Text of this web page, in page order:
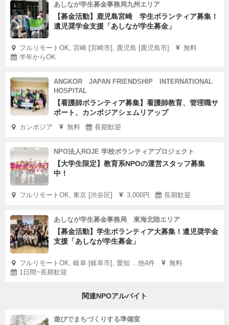
あしなが学生募金事務局九州エリア
【募金活動】鹿児島宮崎 学生ボランティア募集！
遺児奨学金支援「あしなが学生募金」
フルリモートOK, 宮崎 [宮崎市], 鹿児島 [鹿児島市]
無料
半年からOK
ANGKOR JAPAN FRIENDSHIP INTERNATIONAL
HOSPITAL
【看護師ボランティア募集】看護師教育、管理職サ
ポート、カンボジアシェムリアップ
カンボジア 無料 長期歓迎
NPO法人ROJE 学校ボランティアプロジェクト
【大学生限定】教育系NPOの運営スタッフ募集
中！
フルリモートOK, 東京 [渋谷区] 3,000円 長期歓迎
あしなが学生募金事務局 東海北陸エリア
【募金活動】学生ボランティア大募集！遺児奨学金
支援「あしなが学生募金」
フルリモートOK, 岐阜 [岐阜市], 愛知 ...他4件
無料
1日間~長期歓迎
関連NPOアルバイト
遊びでまちづくりする準備室